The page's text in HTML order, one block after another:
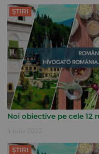
ȘTIRI
Noi obiective pe cele 12
4 iulie 2022
ȘTIRI